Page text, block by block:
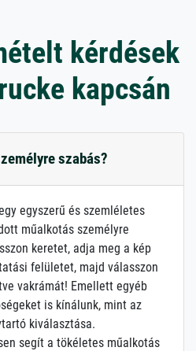
kérdések
kapcsán
szabás?
egyszerű és szemléletes
műalkotás személyre
keretet, adja meg a kép
felületet, majd válasszon
vakrámát! Emellett egyéb
is kínálunk, mint az
kiválasztása.
segít a tökéletes műalkotás